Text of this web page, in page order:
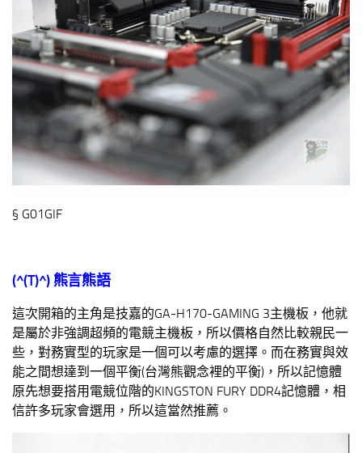
§ G01GIF
(^(T)^) 熊言熊語
這次開箱的主角是技嘉的GA-H170-GAMING 3主機板，他就
是屬於非強調超頻的電競主機板，所以價格自然比較親民一
些，對務實型的玩家是一個可以考慮的選擇。而在務實與效
能之間想達到一個平衡(台灣熊觀念裡的平衡)，所以記憶體
原先想要搭用電競位階的KINGSTON FURY DDR4記憶體，相
信許多玩家會選用，所以這當然推薦。